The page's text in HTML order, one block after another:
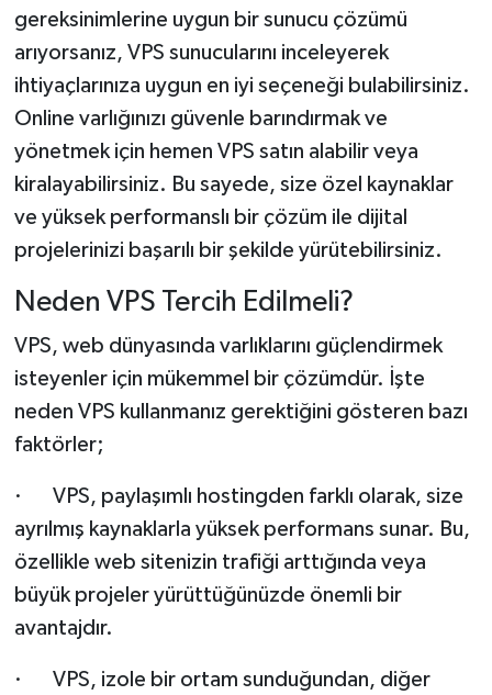
gereksinimlerine uygun bir sunucu çözümü
arıyorsanız, VPS sunucularını inceleyerek
ihtiyaçlarınıza uygun en iyi seçeneği bulabilirsiniz.
Online varlığınızı güvenle barındırmak ve
yönetmek için hemen VPS satın alabilir veya
kiralayabilirsiniz. Bu sayede, size özel kaynaklar
ve yüksek performanslı bir çözüm ile dijital
projelerinizi başarılı bir şekilde yürütebilirsiniz.
Neden VPS Tercih Edilmeli?
VPS, web dünyasında varlıklarını güçlendirmek
isteyenler için mükemmel bir çözümdür. İşte
neden VPS kullanmanız gerektiğini gösteren bazı
faktörler;
· VPS, paylaşımlı hostingden farklı olarak, size
ayrılmış kaynaklarla yüksek performans sunar. Bu,
özellikle web sitenizin trafiği arttığında veya
büyük projeler yürüttüğünüzde önemli bir
avantajdır.
· VPS, izole bir ortam sunduğundan, diğer